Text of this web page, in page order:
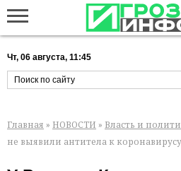
Чт, 06 августа, 11:45
Главная » НОВОСТИ » Власть и
не выявили антитела к коронавирусу